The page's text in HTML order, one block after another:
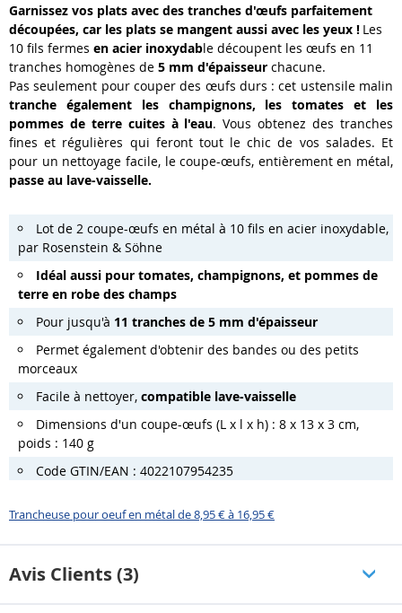
Garnissez vos plats avec des tranches d'œufs parfaitement
découpées, car les plats se mangent aussi avec les yeux ! Les
10 fils fermes en acier inoxydable découpent les œufs en 11
tranches homogènes de 5 mm d'épaisseur chacune.
Pas seulement pour couper des œufs durs : cet ustensile malin
tranche également les champignons, les tomates et les
pommes de terre cuites à l'eau. Vous obtenez des tranches
fines et régulières qui feront tout le chic de vos salades. Et
pour un nettoyage facile, le coupe-œufs, entièrement en métal,
passe au lave-vaisselle.
Lot de 2 coupe-œufs en métal à 10 fils en acier inoxydable,
par Rosenstein & Söhne
Idéal aussi pour tomates, champignons, et pommes de
terre en robe des champs
Pour jusqu'à 11 tranches de 5 mm d'épaisseur
Permet également d'obtenir des bandes ou des petits
morceaux
Facile à nettoyer, compatible lave-vaisselle
Dimensions d'un coupe-œufs (L x l x h) : 8 x 13 x 3 cm,
poids : 140 g
Code GTIN/EAN : 4022107954235
Trancheuse pour oeuf en métal de 8,95 € à 16,95 €
Avis Clients (3)